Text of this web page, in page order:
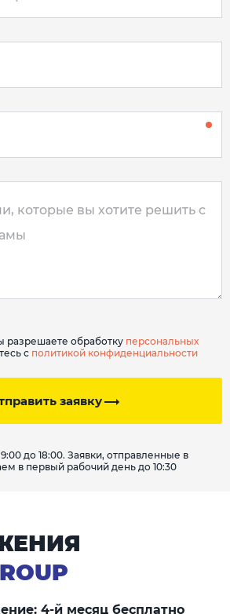
заявку
разрешаете обработку персональных
с политикой конфиденциальности
до 18:00. Заявки, отправленные в
в первый рабочий день до 10:30
4-й месяц бесплатно